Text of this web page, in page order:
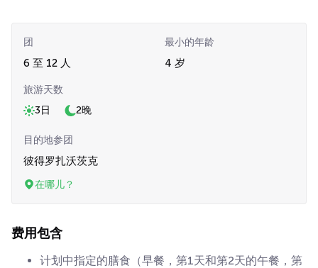
团
6 至 12 人
最小的年龄
4 岁
旅游天数
3日
2晚
目的地参团
彼得罗扎沃茨克
在哪儿？
费用包含
计划中指定的膳食（早餐，第1天和第2天的午餐，第